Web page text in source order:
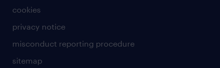
cookies
privacy notice
misconduct reporting procedure
sitemap